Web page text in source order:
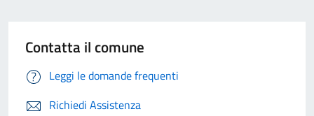
Contatta il comune
Leggi le domande frequenti
Richiedi Assistenza